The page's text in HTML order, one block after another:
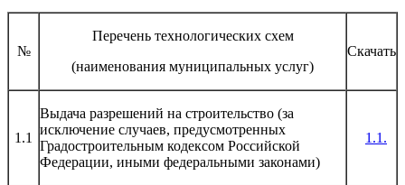
№
Перечень технологических схем
(наименования муниципальных услуг)
Скачать
1.1
Выдача разрешений на строительство (за
исключение случаев, предусмотренных
Градостроительным кодексом Российской
Федерации, иными федеральными законами)
1.1 .